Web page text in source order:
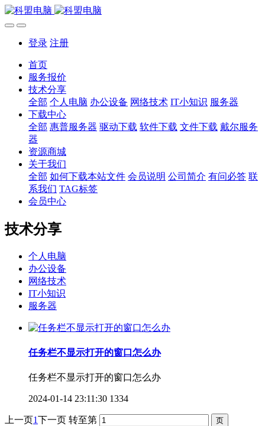
登录 注册
首页
服务报价
技术分享
全部 个人电脑 办公设备 网络技术 IT小知识 服务器
下载中心
全部 惠普服务器 驱动下载 软件下载 文件下载 戴尔服务
器
资源商城
关于我们
全部 如何下载本站文件 会员说明 公司简介 有问必答 联
系我们 TAG标签
会员中心
技术分享
个人电脑
办公设备
网络技术
IT小知识
服务器
任务栏不显示打开的窗口怎么办
任务栏不显示打开的窗口怎么办
2024-01-14 23:11:30 1334
上一页1下一页 转至第